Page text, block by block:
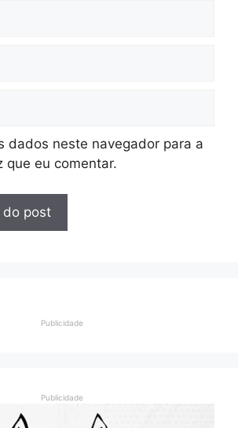
dados neste navegador para a
que eu comentar.
Publicidade
Publicidade